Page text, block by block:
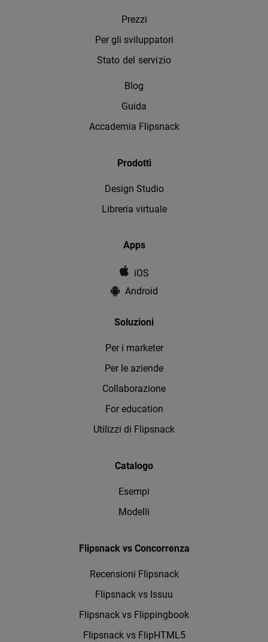
Prezzi
Per gli sviluppatori
Stato del servizio
Blog
Guida
Accademia Flipsnack
Prodotti
Design Studio
Libreria virtuale
Apps
iOS
Android
Soluzioni
Per i marketer
Per le aziende
Collaborazione
For education
Utilizzi di Flipsnack
Catalogo
Esempi
Modelli
Flipsnack vs Concorrenza
Recensioni Flipsnack
Flipsnack vs Issuu
Flipsnack vs Flippingbook
Flipsnack vs FlipHTML5